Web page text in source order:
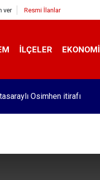
ver Resmi İlanlar
İLÇELER EKONOMI
Osimhen itirafı